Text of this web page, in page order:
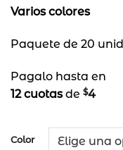
Varios colores
Paquete de 20
Pagalo hasta en
12 cuotasde $4
Color